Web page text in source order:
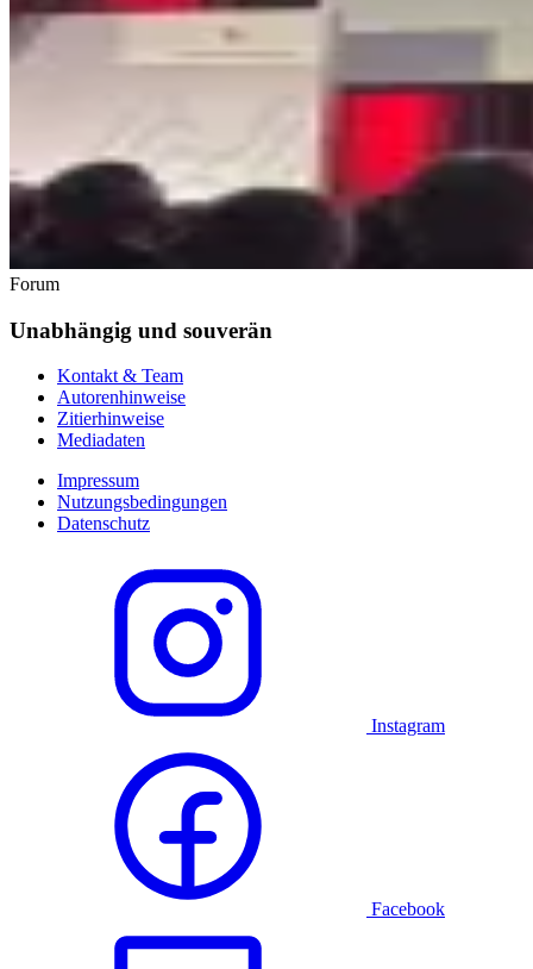
Forum
Unabhängig und souverän
Kontakt & Team
Autorenhinweise
Zitierhinweise
Mediadaten
Impressum
Nutzungsbedingungen
Datenschutz
Instagram
Facebook